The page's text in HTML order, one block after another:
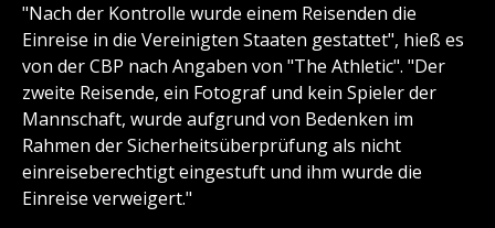
"Nach der Kontrolle wurde einem Reisenden die
Einreise in die Vereinigten Staaten gestattet", hieß es
von der CBP nach Angaben von "The Athletic". "Der
zweite Reisende, ein Fotograf und kein Spieler der
Mannschaft, wurde aufgrund von Bedenken im
Rahmen der Sicherheitsüberprüfung als nicht
einreiseberechtigt eingestuft und ihm wurde die
Einreise verweigert."